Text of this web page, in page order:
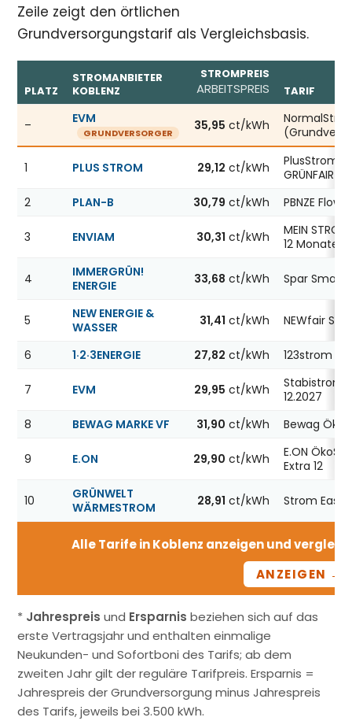
Zeile zeigt den örtlichen
Grundversorgungstarif als Vergleichsbasis.
Günstigste Stromanbieter in Koblenz, Stand
PLATZ
STROMANBIETER
KOBLENZ
STROMPREIS
ARBEITSPREIS TARIF
– EVM
GRUNDVERSORGER
35,95 ct/kWh
1 PLUS STROM 29,12 ct/kWh
PlusStrom
GRÜNFAIR
2
PLAN-B 30,79 ct/kWh PBNZE Flow12
3 ENVIAM 30,31 ct/kWh
MEIN
12 Monate
4
IMMERGRÜN!
ENERGIE
33,68 ct/kWh Spar Smart
5
NEW ENERGIE &
WASSER
31,41 ct/kWh NEWfair
6 1·2·3ENERGIE 27,82 ct/kWh 123strom
7 EVM 29,95 ct/kWh
12.2027
8
BEWAG MARKE VF 31,90 ct/kWh Bewag
9 E.ON 29,90 ct/kWh
E.ON
Extra 12
10
GRÜNWELT
WÄRMESTROM
28,91 ct/kWh Strom Easy
Alle Tarife in Koblenz anzeigen und
ANZEIGEN →
* Jahrespreis und Ersparnis beziehen sich auf das
erste Vertragsjahr und enthalten einmalige
Neukunden- und Sofortboni des Tarifs; ab dem
zweiten Jahr gilt der reguläre Tarifpreis. Ersparnis =
Jahrespreis der Grundversorgung minus Jahrespreis
des Tarifs, jeweils bei 3.500 kWh.